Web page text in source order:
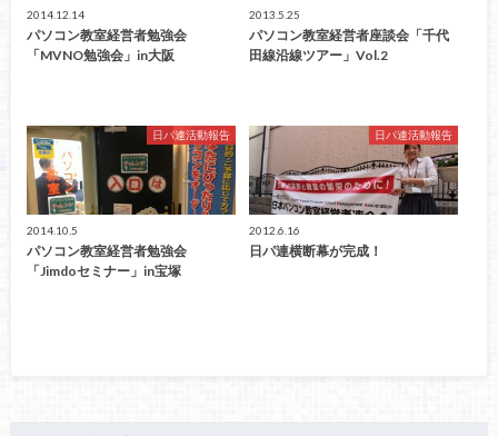
2014.12.14
パソコン教室経営者勉強会
「MVNO勉強会」in大阪
2013.5.25
パソコン教室経営者座談会「千代
田線沿線ツアー」Vol.2
日パ連活動報告
2014.10.5
パソコン教室経営者勉強会
「Jimdoセミナー」in宝塚
日パ連活動報告
2012.6.16
日パ連横断幕が完成！